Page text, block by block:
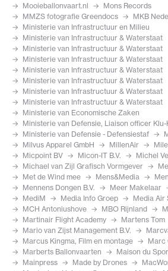
Mooieballonvaart.nl
Mons Records
MMZS fotografie Greendocs
MKB
Ministerie van Infrastructuur en Milieu
Ministerie van Infrastructuur & Waterstaat
Ministerie van Infrastructuur & Waterstaat
Ministerie van Infrastructuur & Waterstaat
Ministerie van Infrastructuur & Waterstaat
Ministerie van Infrastructuur & Waterstaat
Ministerie van Infrastructuur & Waterstaat
Ministerie van Infrastructuur & Waterstaat
Ministerie van Economische Zaken
Ministerie van Defensie, Liaison officer Klu-
Ministerie van Defensie - Defensiestaf
Milvus Apparel GmbH
MillenAir
Micpoint BV
Micon-IT B.V.
Michel
Michael van Zijl Grafisch Vormgever
Met de Wind mee
Mens&Media
Mennens Dongen B.V.
Meer Makelaar
MediM
Media Info Groep
Media Air
MCH Antoniushove
MBO Rijnland
Martinair Flight Academy
Martens Tom
Mario van Zijst Management B.V.
Marcus Kingma, Film en montage
Marc
Marberts Ballonvaarten
Maison du
Mainpress
Made by Drones